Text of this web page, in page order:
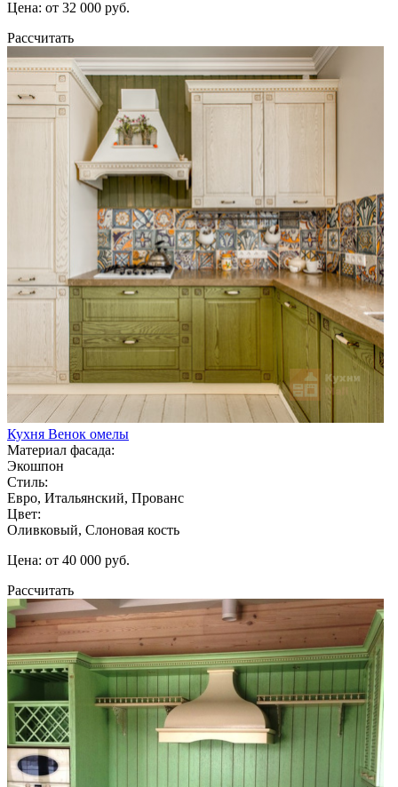
Цена: от 32 000 руб.
Рассчитать
Кухня Венок омелы
Материал фасада:
Экошпон
Стиль:
Евро, Итальянский, Прованс
Цвет:
Оливковый, Слоновая кость
Цена: от 40 000 руб.
Рассчитать